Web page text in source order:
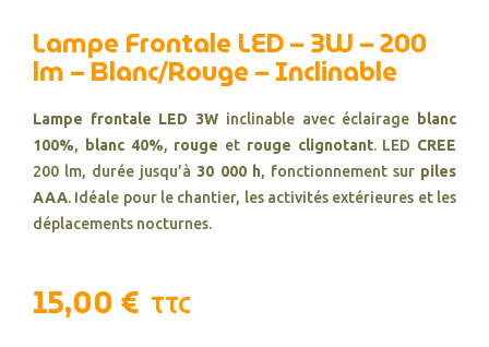
Lampe Frontale LED – 3W – 200
lm – Blanc/Rouge – Inclinable
Lampe frontale LED 3W inclinable avec éclairage
blanc
100%, blanc 40%, rouge et rouge clignotant. LED CREE
200 lm, durée jusqu’à 30 000 h, fonctionnement sur piles
AAA. Idéale pour le chantier, les activités extérieures et les
déplacements nocturnes.
15,00 € TTC